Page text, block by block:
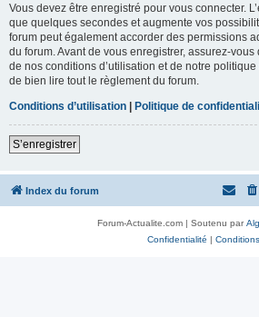
Vous devez être enregistré pour vous connecter.
que quelques secondes et augmente vos
forum peut également accorder des permissions
du forum. Avant de vous enregistrer, assurez-vous
de nos conditions d’utilisation et de notre
de bien lire tout le règlement du forum.
Conditions d’utilisation | Politique de
S’enregistrer
Index du forum
Forum-Actualite.com | Soutenu par
Confidentialité | Conditions